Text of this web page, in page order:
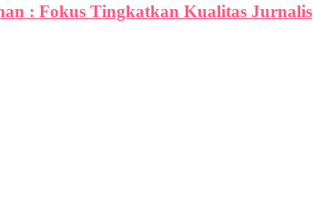
: Fokus Tingkatkan Kualitas Jurnalis